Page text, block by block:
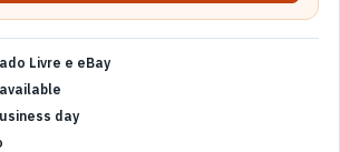
Livre e eBay
day